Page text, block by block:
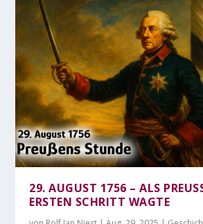
29. AUGUST 1756 – ALS
RSTEN SCHRITT WAGTE